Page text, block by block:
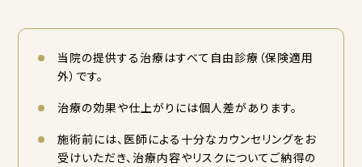
当院の提供する治療はすべて自由診療（保険適用
外）です。
治療の効果や仕上がりには個人差があります。
施術前には、医師による十分なカウンセリングをお
受けいただき、治療内容やリスクについてご納得の